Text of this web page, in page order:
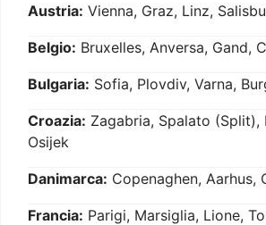
Austria: Vienna, Graz, Linz,
Belgio: Bruxelles, Anversa, Gand,
Bulgaria: Sofia, Plovdiv, Varna,
Croazia: Zagabria, Spalato (Split),
Osijek
Danimarca: Copenaghen, Aarhus,
Francia: Parigi, Marsiglia, Lione,